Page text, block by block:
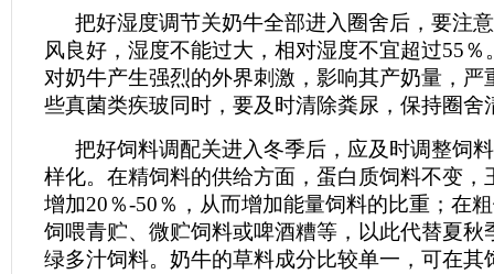
把好湿度调节关奶牛全部进入圈舍后，要注
风良好，湿度不能过大，相对湿度不宜超过55％
对奶牛产生强烈的外界刺激，影响其产奶量，严
些真菌类疾玻同时，要及时清除粪尿，保持圈舍
把好饲料调配关进入冬季后，应及时调整饲
样化。在精饲料的供给方面，蛋白质饲料不变，
增加20％-50％，从而增加能量饲料的比重；在
饲喂青贮、微贮饲料或啤酒糟等，以此代替夏秋
绿多汁饲料。奶牛的草料成分比较单一，可在其